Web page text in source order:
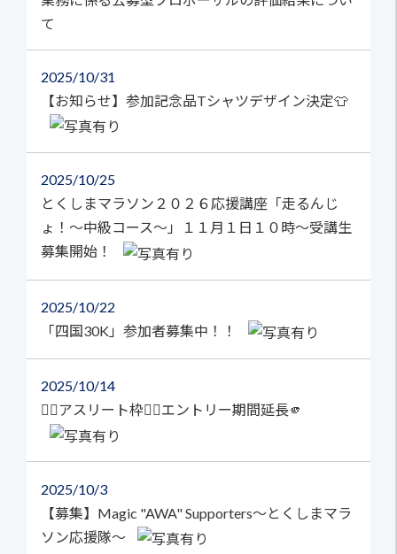
て
2025 10/31
【お知らせ】参加記念品Tシャツデザイン決定👕
2025 10/25
とくしまマラソン２０２６応援講座「走るんじ
ょ！～中級コース～」１１月１日１０時～受講生
募集開始！
2025 10/22
「四国30K」参加者募集中！！
2025 10/14
🏃‍♀️アスリート枠🏃‍♂️エントリー期間延長🫵
2025 10/3
【募集】Magic "AWA" Supporters～とくしまマラ
ソン応援隊～